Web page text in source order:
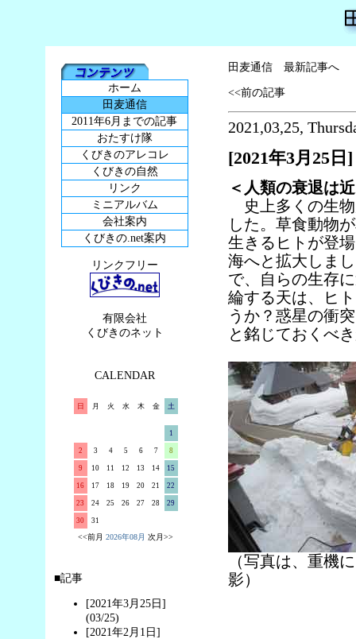
ホーム
田麦通信
2011年6月までの記事
おたすけ隊
くびきのアレコレ
くびきの自然
リンク
ミニアルバム
会社案内
くびきの.net案内
リンクフリー
有限会社
くびきのネット
CALENDAR
日 月 火 水 木 金 土
1
2 3 4 5 6 7 8
9 10 11 12 13 14 15
16 17 18 19 20 21 22
23 24 25 26 27 28 29
30 31
<<前月 2026年08月 次月>>
■記事
[2021年3月25日]
(03/25)
[2021年2月1日]
田麦通信 最新記事へ
<<前の記事
2021,03,25,
[2021年3月25日]
＜人類の衰退は
史上多くの生物
した。草食動物
生きるヒトが登
海へと拡大しま
で、自らの生存
綸する天は、ヒ
うか？惑星の衝
と銘じておくべ
（写真は、重機
影）